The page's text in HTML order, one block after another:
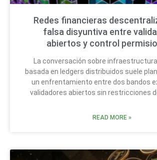
Redes financieras
falsa disyuntiva entre
abiertos y control
La conversación sobre
basada en ledgers distribuidos suele
un enfrentamiento entre dos bandos
validadores abiertos sin restricciones
READ MORE »